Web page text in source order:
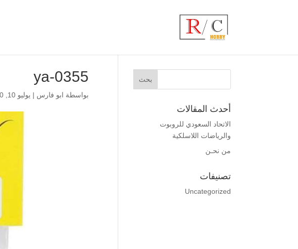
ya-0355
بواسطة ابو فارس | يوليو 10, 2020
أحدث المقالات
الاتحاد السعودي للروبوت
والرياضات اللاسلكية
من نحـن
تصنيفات
Uncategorized